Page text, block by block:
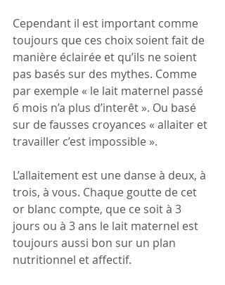
Cependant il est important comme
toujours que ces choix soient fait de
manière éclairée et qu’ils ne soient
pas basés sur des mythes. Comme
par exemple « le lait maternel passé
6 mois n’a plus d’interêt ». Ou basé
sur de fausses croyances « allaiter et
travailler c’est impossible ».
L’allaitement est une danse à deux, à
trois, à vous. Chaque goutte de cet
or blanc compte, que ce soit à 3
jours ou à 3 ans le lait maternel est
toujours aussi bon sur un plan
nutritionnel et affectif.